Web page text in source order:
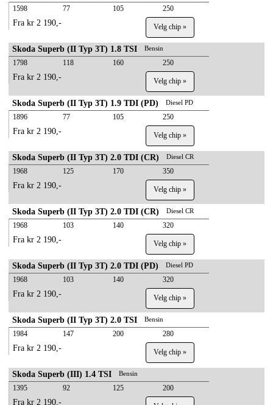
1598 77 105 250
Fra kr 2 190,- Velg chip »
Skoda Superb (II Typ 3T) 1.8 TSI Bensin
1798 118 160 250
Fra kr 2 190,- Velg chip »
Skoda Superb (II Typ 3T) 1.9 TDI (PD) Diesel PD
1896 77 105 250
Fra kr 2 190,- Velg chip »
Skoda Superb (II Typ 3T) 2.0 TDI (CR) Diesel CR
1968 125 170 350
Fra kr 2 190,- Velg chip »
Skoda Superb (II Typ 3T) 2.0 TDI (CR) Diesel CR
1968 103 140 320
Fra kr 2 190,- Velg chip »
Skoda Superb (II Typ 3T) 2.0 TDI (PD) Diesel PD
1968 103 140 320
Fra kr 2 190,- Velg chip »
Skoda Superb (II Typ 3T) 2.0 TSI Bensin
1984 147 200 280
Fra kr 2 190,- Velg chip »
Skoda Superb (III) 1.4 TSI Bensin
1395 92 125 200
Fra kr 2 190,-